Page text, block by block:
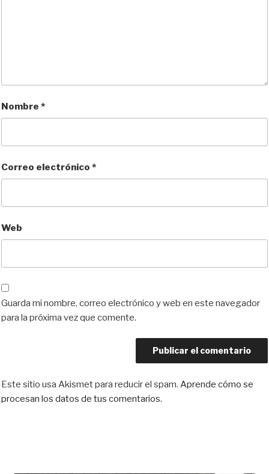
Nombre *
Correo electrónico *
Web
Guarda mi nombre, correo electrónico y web en este navegador
para la próxima vez que comente.
Este sitio usa Akismet para reducir el spam. Aprende cómo se
procesan los datos de tus comentarios.